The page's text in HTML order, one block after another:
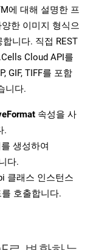
에 대해 설명한 프
한 이미지 형식으
니다. 직접 REST
Cloud API를
GIF, TIFF를 포함
니다.
속성을 사
.
생성하여
다.
클래스 인스턴스
호출합니다.